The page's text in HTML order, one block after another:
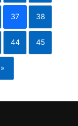
37 38
44 45
»